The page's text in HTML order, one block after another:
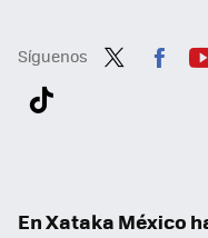
Síguenos
En Xataka México